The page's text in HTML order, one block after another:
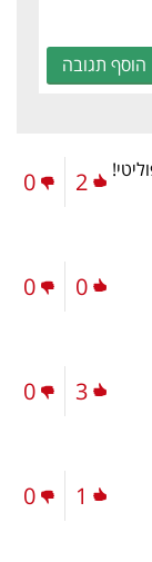
הוסף תגובה
2
0
0
0
3
0
1
0